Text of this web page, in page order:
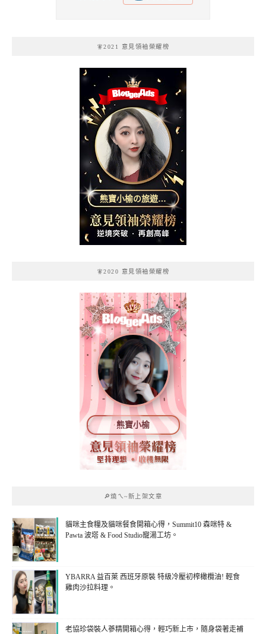
🧚2021 意見領袖榮耀榜
熊寶小榆の旅遊日
記
🧚2020 意見領袖榮耀榜
熊寶小榆
🔎燒ㄟ~新上架文章
貓咪主食糧及貓咪餐食開箱心得，Summit10 森咪特 &
Pawta 波塔 & Food Studio寵湯工坊。
YBARRA 益百萊 西班牙原裝 特級冷壓初榨橄欖油! 輕食
雞肉沙拉料理。
老協珍袋裝人蔘精開箱心得，輕巧新上市，隨身袋著走補